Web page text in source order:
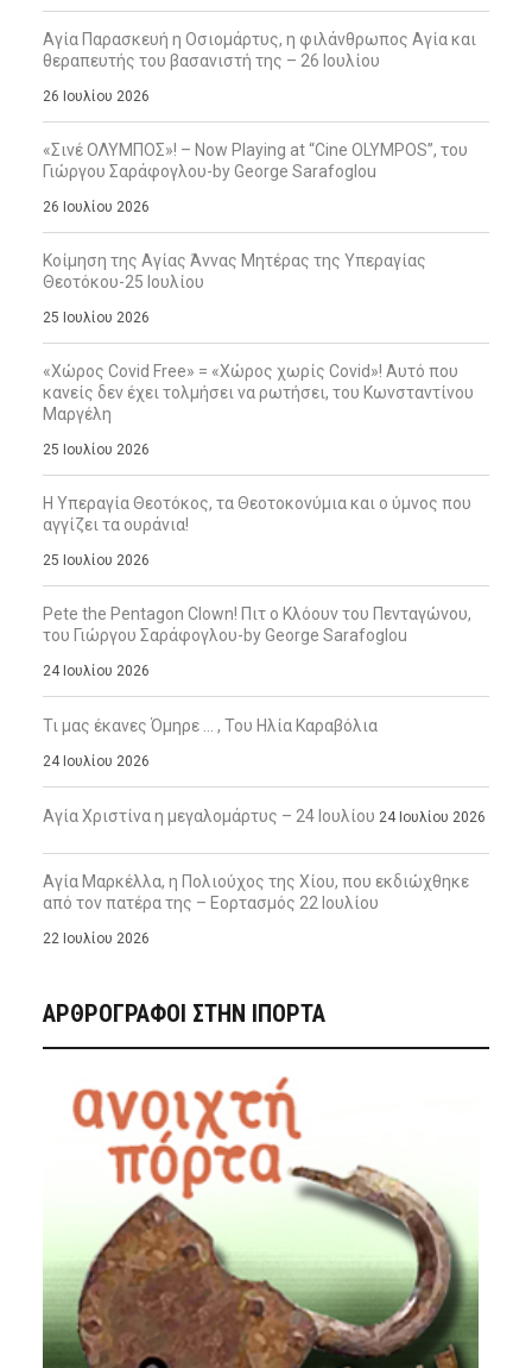
Αγία Παρασκευή η Οσιομάρτυς, η φιλάνθρωπος Αγία και
θεραπευτής του βασανιστή της – 26 Ιουλίου
26 Ιουλίου 2026
«Σινέ ΟΛΥΜΠΟΣ»! – Now Playing at “Cine OLYMPOS”, του
Γιώργου Σαράφογλου-by George Sarafoglou
26 Ιουλίου 2026
Κοίμηση της Αγίας Άννας Μητέρας της Υπεραγίας
Θεοτόκου-25 Ιουλίου
25 Ιουλίου 2026
«Χώρος Covid Free» = «Χώρος χωρίς Covid»! Αυτό που
κανείς δεν έχει τολμήσει να ρωτήσει, του Κωνσταντίνου
Μαργέλη
25 Ιουλίου 2026
Η Υπεραγία Θεοτόκος, τα Θεοτοκονύμια και ο ύμνος που
αγγίζει τα ουράνια!
25 Ιουλίου 2026
Pete the Pentagon Clown! Πιτ ο Κλόουν του Πενταγώνου,
του Γιώργου Σαράφογλου-by George Sarafoglou
24 Ιουλίου 2026
Τι μας έκανες Όμηρε … , Του Ηλία Καραβόλια
24 Ιουλίου 2026
Αγία Χριστίνα η μεγαλομάρτυς – 24 Ιουλίου 24 Ιουλίου 2026
Αγία Μαρκέλλα, η Πολιούχος της Χίου, που εκδιώχθηκε
από τον πατέρα της – Εορτασμός 22 Ιουλίου
22 Ιουλίου 2026
ΑΡΘΡΟΓΡΑΦΟΙ ΣΤΗΝ IΠΟΡΤΑ